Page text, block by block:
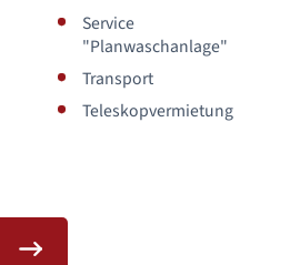
Service
"Planwaschanlage"
Transport
Teleskopvermietung